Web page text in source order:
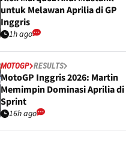
untuk Melawan Aprilia di GP
Inggris
1h ago
MOTOGP RESULTS
MotoGP Inggris 2026: Martin
Memimpin Dominasi Aprilia di
Sprint
16h ago